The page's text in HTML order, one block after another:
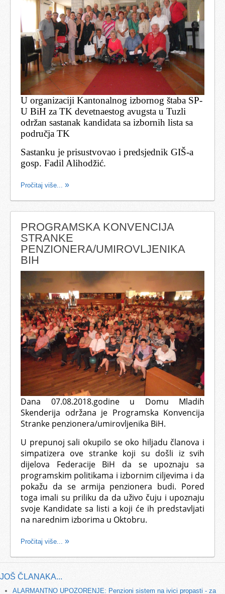
U organizaciji Kantonalnog izbornog štaba SP-
U BiH za TK devetnaestog avugsta u Tuzli
održan sastanak kandidata sa izbornih lista sa
područja TK
Sastanku je prisustvovao i predsjednik GIŠ-a
gosp. Fadil Alihodžić.
Pročitaj više...
PROGRAMSKA KONVENCIJA
STRANKE
PENZIONERA/UMIROVLJENIKA
BIH
Dana 07.08.2018.godine u Domu Mladih
Skenderija održana je Programska Konvencija
Stranke penzionera/umirovljenika BiH.
U prepunoj sali okupilo se oko hiljadu članova i
simpatizera ove stranke koji su došli iz svih
dijelova Federacije BiH da se upoznaju sa
programskim politikama i izbornim ciljevima i da
pokažu da se armija penzionera budi. Pored
toga imali su priliku da da uživo čuju i upoznaju
svoje Kandidate sa listi a koji će ih predstavljati
na narednim izborima u Oktobru.
Pročitaj više...
JOŠ ČLANAKA...
ALARMANTNO UPOZORENJE: Penzioni sistem na ivici propasti - za